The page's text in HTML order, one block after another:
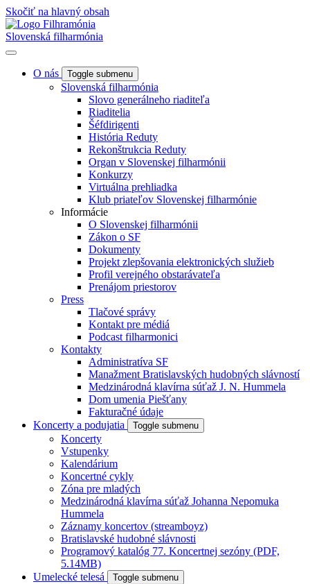
Skočiť na hlavný obsah
Slovenská filharmónia
O nás Toggle submenu
Slovenská filharmónia
Slovo generálneho riaditeľa
Riaditelia
Šéfdirigenti
História Reduty
Rekonštrukcia Reduty
Organ v Slovenskej filharmónii
Konkurzy
Virtuálna prehliadka
Klub priateľov Slovenskej filharmónie
Informácie
O Slovenskej filharmónii
Zákon o SF
Dokumenty
Projekt zlepšovania elektronických služieb
Profil verejného obstarávateľa
Prenájom priestorov
Press
Tlačové správy
Kontakt pre médiá
Podcast filharmonici
Kontakty
Administratíva SF
Manažment Bratislavských hudobných slávností
Medzinárodná klavírna súťaž J. N. Hummela
Dom umenia Piešťany
Fakturačné údaje
Koncerty a podujatia
Toggle submenu
Koncerty
Vstupenky
Kalendárium
Koncertné cykly
Zóna pre mladých
Medzinárodná klavírna súťaž Johanna Nepomuka
Hummela
Záznamy koncertov (streamboyz)
Bratislavské hudobné slávnosti
Programový katalóg 77. Koncertnej sezóny (PDF,
5.14MB)
Umelecké telesá
Toggle submenu